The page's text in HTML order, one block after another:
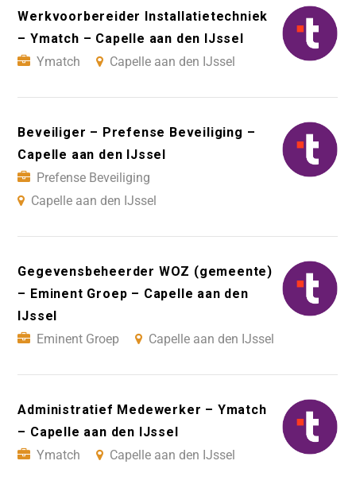
Werkvoorbereider Installatietechniek
– Ymatch – Capelle aan den IJssel
Ymatch
Capelle aan den IJssel
Beveiliger – Prefense Beveiliging –
Capelle aan den IJssel
Prefense Beveiliging
Capelle aan den IJssel
Gegevensbeheerder WOZ (gemeente)
– Eminent Groep – Capelle aan den
IJssel
Eminent Groep
Capelle aan den IJssel
Administratief Medewerker – Ymatch
– Capelle aan den IJssel
Ymatch
Capelle aan den IJssel